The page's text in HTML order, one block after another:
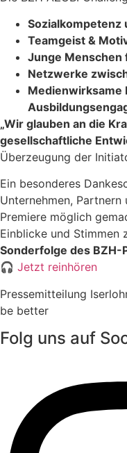
Teamgeist &
Junge
Netzwerke
Medienwirksame
„Wir glauben an die
gesellschaftliche
Überzeugung der
Ein besonderes
Unternehmen,
Premiere möglich
Einblicke und Stimmen
Sonderfolge des BZH-
🎧 Jetzt reinhören
Pressemitteilung
be better
Folg uns auf